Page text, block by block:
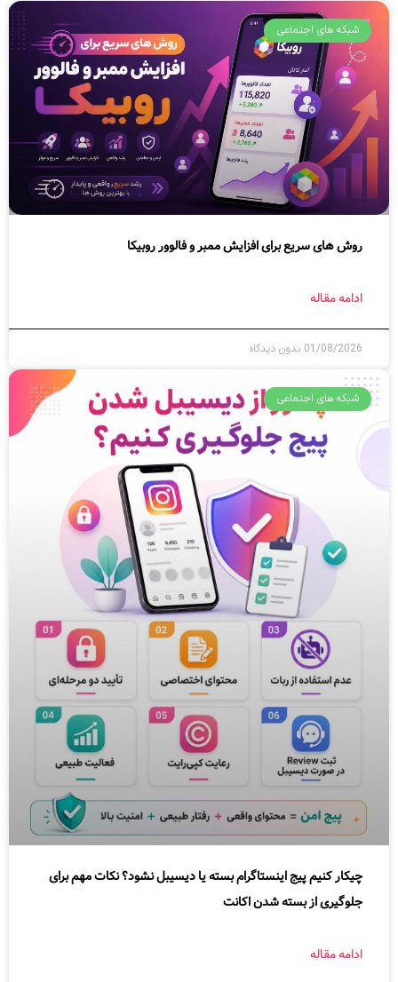
شبکه های اجتماعی
روش های سریع برای افزایش ممبر و فالوور روبیکا
ادامه مقاله
01/08/2026 بدون دیدگاه
شبکه های اجتماعی
چیکار کنیم پیج اینستاگرام بسته یا دیسیبل نشود؟ نکات مهم برای
جلوگیری از بسته شدن اکانت
ادامه مقاله